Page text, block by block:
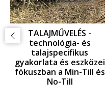
TALAJMŰVELÉS -
technológia- és
talajspecifikus
gyakorlata és eszközei
fókuszban a Min-Till és
No-Till